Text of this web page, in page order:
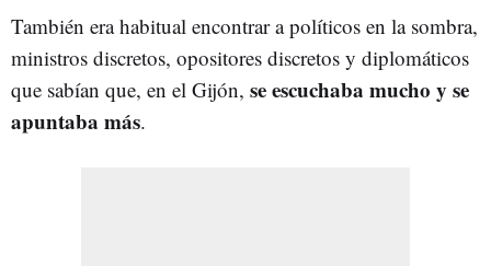
También era habitual encontrar a políticos en la sombra,
ministros discretos, opositores discretos y diplomáticos
que sabían que, en el Gijón, se escuchaba mucho y se
apuntaba más.